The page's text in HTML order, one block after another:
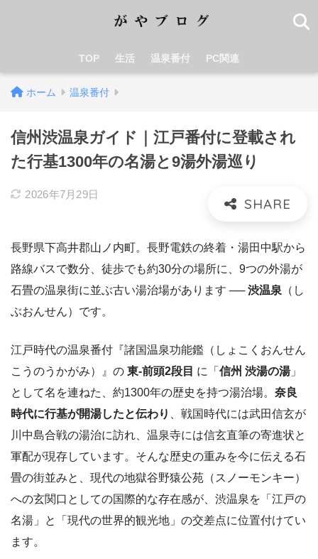
TOP 生活 温泉番付 PC関連
ホーム 温泉番付
信州渋温泉ガイド｜江戸番付に登載され
た行基1300年の名湯と9湯外湯巡り
2026年7月29日
長野県下高井郡山ノ内町。長野電鉄の終着・湯田中駅から
路線バスで数分、徒歩でも約30分の場所に、9つの外湯が
石畳の温泉街に並ぶ古い湯治場があります ──渋温泉 （し
ぶおんせん）です。
江戸時代の温泉番付『諸国温泉功能鑑（しょこくおんせん
こうのうかがみ）』の 東-前頭2段目 に「 信州 渋湯の湯」
として名を連ねた、約1300年の歴史を持つ湯治場。 奈良
時代に行基が開湯したと伝わり
、戦国時代には武田信玄が
川中島合戦の湯治に訪れ、温泉寺には信玄直筆の寄進状と
軍配が現存しています。そんな歴史の重みを今に伝える石
畳の街並みと、現代の地獄谷野猿公苑（スノーモンキー）
への玄関口としての国際的な存在感が、渋温泉を「江戸の
名湯」と「現代の世界的観光地」の交差点に位置付けてい
ます。